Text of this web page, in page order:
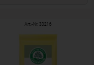
Art.-Nr. 33216